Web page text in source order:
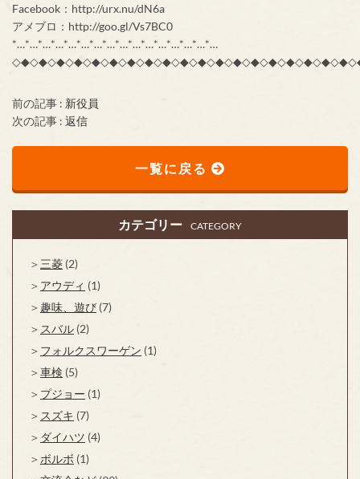
Facebook：http://urx.nu/dN6a
アメブロ：http://goo.gl/Vs7BC0
*…*…*…*…*…*…*…*…*…*…*…*…*…*…*…*…
前の記事 : 新役員
次の記事 : 返信
一覧に戻る
カテゴリー CATEGORY
三菱 (2)
アウディ (1)
趣味、遊び (7)
スバル (2)
フォルクスワーゲン (1)
車検 (5)
プジョー (1)
スズキ (7)
ダイハツ (4)
ボルボ (1)